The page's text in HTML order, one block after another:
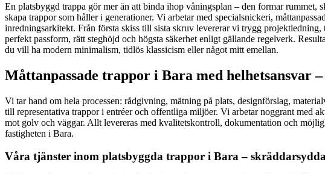
En platsbyggd trappa gör mer än att binda ihop våningsplan – den formar
skapa trappor som håller i generationer. Vi arbetar med specialsnickeri,
inredningsarkitekt. Från första skiss till sista skruv levererar vi trygg
perfekt passform, rätt steghöjd och högsta säkerhet enligt gällande regelverk.
du vill ha modern minimalism, tidlös klassicism eller något mitt emellan.
Måttanpassade trappor i Bara med helhetsansvar
Vi tar hand om hela processen: rådgivning, mätning på plats, designförslag,
till representativa trappor i entréer och offentliga miljöer. Vi arbetar noggrant med
mot golv och väggar. Allt levereras med kvalitetskontroll, dokumentation och
fastigheten i Bara.
Våra tjänster inom platsbyggda trappor i Bara –